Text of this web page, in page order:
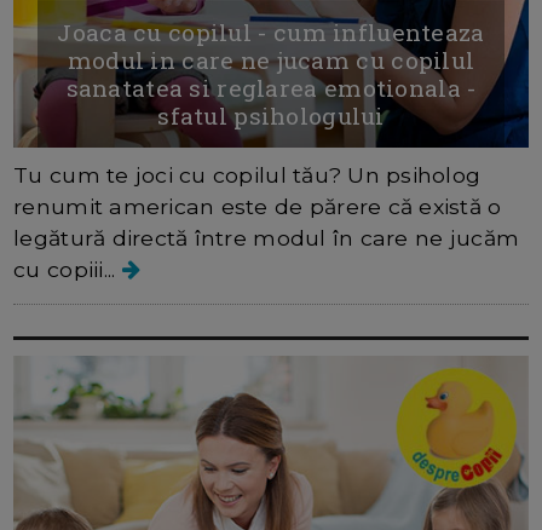
Joaca cu copilul - cum influenteaza
modul in care ne jucam cu copilul
sanatatea si reglarea emotionala -
sfatul psihologului
Tu cum te joci cu copilul tău? Un psiholog
renumit american este de părere că există o
legătură directă între modul în care ne jucăm
cu copiii...